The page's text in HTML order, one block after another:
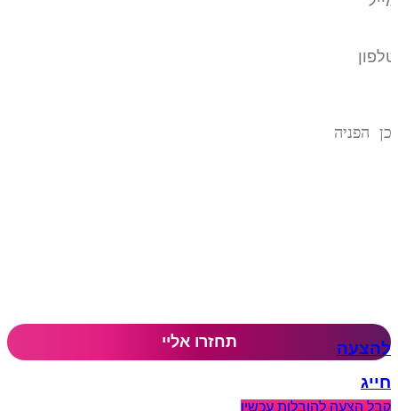
קבל הצעה להובלות עכשיו​
להצעה
חייג